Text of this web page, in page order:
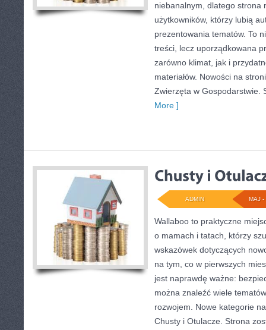
niebanalnym, dlatego strona
użytkowników, którzy lubią
prezentowania tematów. To
treści, lecz uporządkowana
zarówno klimat, jak i
materiałów. Nowości na
Zwierzęta w Gospodarstwie.
More ]
MAJ -
ADMIN
Wallaboo to praktyczne
o mamach i tatach, którzy
wskazówek dotyczących
na tym, co w pierwszych
jest naprawdę ważne:
można znaleźć wiele
rozwojem. Nowe kategorie
Chusty i Otulacze. Strona